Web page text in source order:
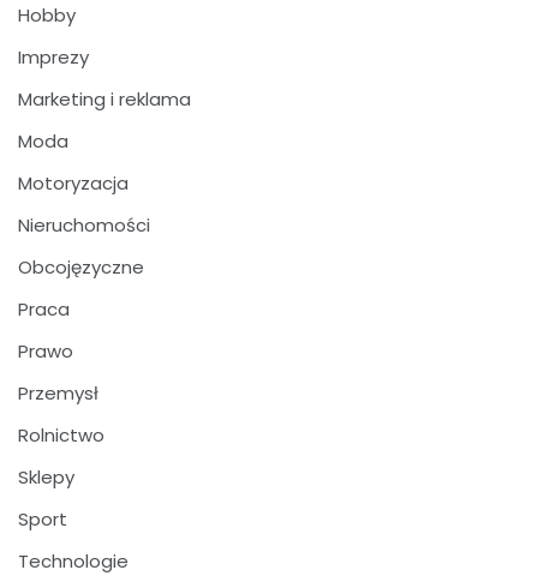
Hobby
Imprezy
Marketing i reklama
Moda
Motoryzacja
Nieruchomości
Obcojęzyczne
Praca
Prawo
Przemysł
Rolnictwo
Sklepy
Sport
Technologie